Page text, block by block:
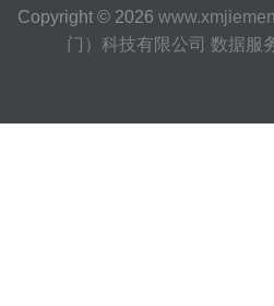
Copyright © 2026
门）科技有限公司 数据服